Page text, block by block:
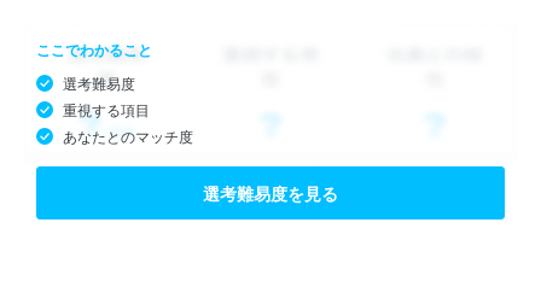
ここでわかること
選考難易度
重視する項目
あなたとのマッチ度
選考難易度を見る